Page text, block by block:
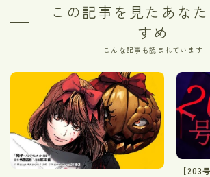
この記事を見たあな
すめ
こんな記事も読まれています
【203